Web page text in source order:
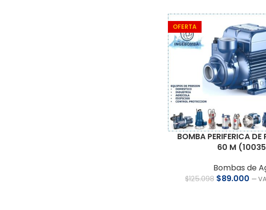
OFERTA
BOMBA PERIFERICA DE
60 M
Bombas de
$125.098 $89.000 —